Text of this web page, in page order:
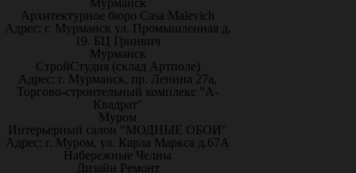
Мурманск
Архитектурное бюро Casa Malevich
Адрес: г. Мурманск ул. Промышленная д.
19. БЦ Гринвич
Мурманск
СтройСтудия (склад Артполе)
Адрес: г. Мурманск, пр. Ленина 27а,
Торгово-строительный комплекс "А-
Квадрат"
Муром
Интерьерный салон "МОДНЫЕ ОБОИ"
Адрес: г. Муром, ул. Карла Маркса д.67А
Набережные Челны
Дизайн Ремонт